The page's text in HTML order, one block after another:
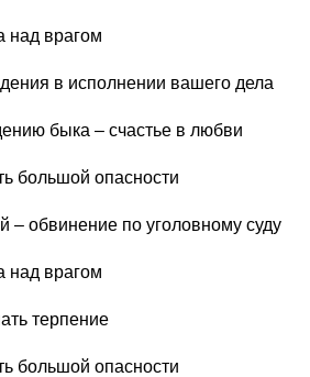
над врагом
в исполнении вашего дела
быка – счастье в любви
большой опасности
– обвинение по уголовному суду
над врагом
терпение
большой опасности